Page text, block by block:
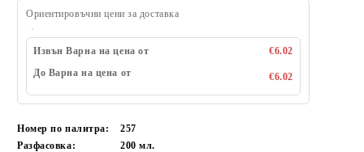
Ориентировъчни цени за доставка
Извън Варна на цена от
€6.02
До Варна на цена от
€6.02
Номер по палитра:
257
Разфасовка:
200мл.